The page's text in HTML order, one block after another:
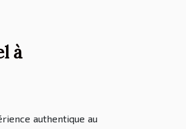
à
authentique au